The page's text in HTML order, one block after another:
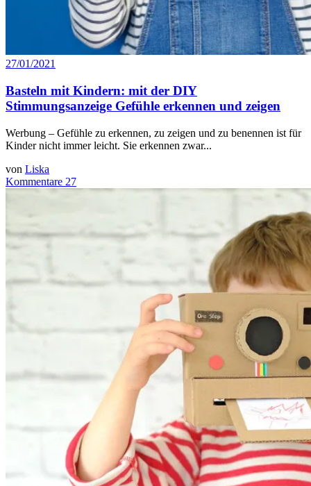
27/01/2021
Basteln mit Kindern: mit der DIY
Stimmungsanzeige Gefühle erkennen und zeigen
Werbung – Gefühle zu erkennen, zu zeigen und zu benennen ist für
Kinder nicht immer leicht. Sie erkennen zwar...
von Liska
Kommentare 27